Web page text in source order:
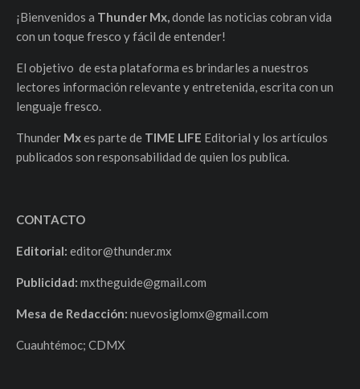
¡Bienvenidos a Thunder Mx,donde las noticias cobran vida
con un toque fresco y fácil de entender!
El objetivo de esta plataforma es brindarles a nuestros
lectores información relevante y entretenida, escrita con un
lenguaje fresco.
Thunder Mxes parte de TIME LIFE Editorial y los artículos
publicados son responsabilidad de quien los publica.
CONTACTO
Editorial: editor@thunder.mx
Publicidad: mxtheguide@gmail.com
Mesa de Redacción: nuevosiglomx@gmail.com
Cuauhtémoc; CDMX